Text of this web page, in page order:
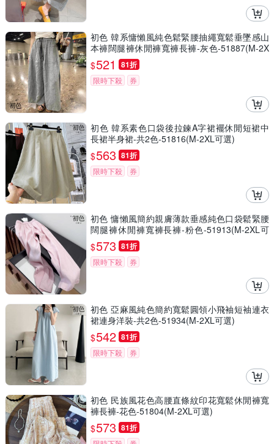
初色 韓系慵懶風純色鬆緊腰抽繩寬鬆垂墜感山
本褲闊腿褲休閒褲寬褲長褲-灰色-51887(M-2X
L可選)
$521 81折
限時下殺 券
初色 韓系素色口袋後拉鍊A字裙襬休閒短裙中
長裙半身裙-共2色-51816(M-2XL可選)
$563 81折
限時下殺 券
初色 慵懶風簡約親膚薄款垂感純色口袋鬆緊腰
闊腿褲休閒褲寬褲長褲-粉色-51913(M-2XL可
選)
$573 81折
限時下殺 券
初色 亞麻風純色簡約寬鬆圓領小飛袖短袖連衣
裙連身洋裝-共2色-51934(M-2XL可選)
$542 81折
限時下殺 券
初色 民族風花色高腰直條紋印花寬鬆休閒褲寬
褲長褲-花色-51804(M-2XL可選)
$573 81折